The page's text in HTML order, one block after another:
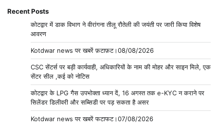
Recent Posts
कोटद्वार में डाक विभाग ने वीरांगना तीलू रौतेली की जयंती पर जारी किया विशेष
आवरण
Kotdwar news पर खबरें फ़टाफ़ट।08/08/2026
CSC सेंटर्स पर बड़ी कार्यवाही, अधिकारियों के नाम की मोहर और साइन मिले, एक
सेंटर सील ,कई को नोटिस
कोटद्वार के LPG गैस उपभोक्ता ध्यान दें, 16 अगस्त तक e-KYC न कराने पर
सिलेंडर डिलीवरी और सब्सिडी पर पड़ सकता है असर
Kotdwar news पर खबरें फटाफट।07/08/2026